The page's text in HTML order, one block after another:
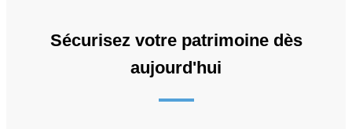
Sécurisez votre patrimoine dès
aujourd'hui